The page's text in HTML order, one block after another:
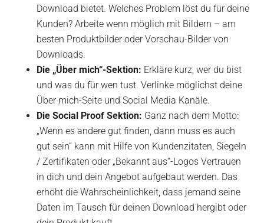
Download bietet. Welches Problem löst du für deine
Kunden? Arbeite wenn möglich mit Bildern – am
besten Produktbilder oder Vorschau-Bilder von
Downloads.
Die „Über mich“-Sektion: Erkläre kurz, wer du bist
und was du für wen tust. Verlinke möglichst deine
Über mich-Seite und Social Media Kanäle.
Die Social Proof Sektion: Ganz nach dem Motto:
„Wenn es andere gut finden, dann muss es auch
gut sein“ kann mit Hilfe von Kundenzitaten, Siegeln
/ Zertifikaten oder „Bekannt aus“-Logos Vertrauen
in dich und dein Angebot aufgebaut werden. Das
erhöht die Wahrscheinlichkeit, dass jemand seine
Daten im Tausch für deinen Download hergibt oder